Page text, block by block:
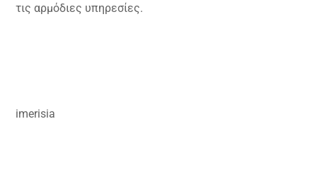
τις αρμόδιες υπηρεσίες.
imerisia